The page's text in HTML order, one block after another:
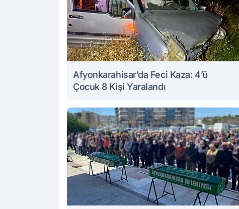
Afyonkarahisar’da Feci Kaza: 4’ü
Çocuk 8 Kişi Yaralandı